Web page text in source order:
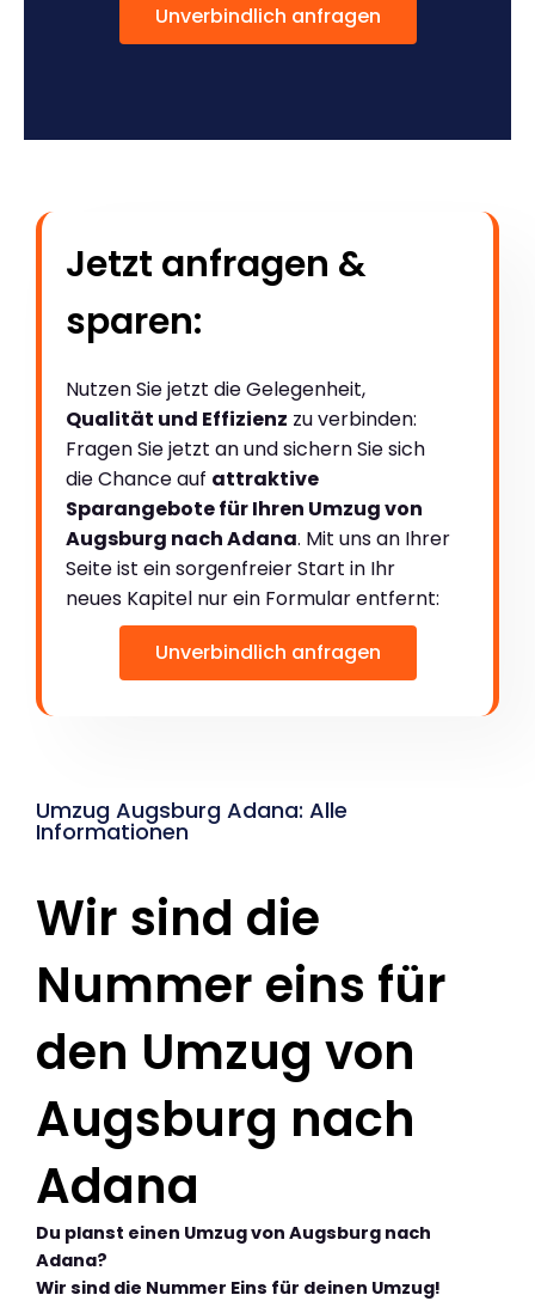
Unverbindlich anfragen
Jetzt anfragen &
sparen:
Nutzen Sie jetzt die Gelegenheit,
Qualität und Effizienz zu verbinden:
Fragen Sie jetzt an und sichern Sie sich
die Chance auf attraktive
Sparangebote für Ihren Umzug von
Augsburg nach Adana. Mit uns an Ihrer
Seite ist ein sorgenfreier Start in Ihr
neues Kapitel nur ein Formular entfernt:
Unverbindlich anfragen
Umzug Augsburg Adana: Alle
Informationen
Wir sind die
Nummer eins für
den Umzug von
Augsburg nach
Adana
Du planst einen Umzug von Augsburg nach
Adana?
Wir sind die Nummer Eins für deinen Umzug!